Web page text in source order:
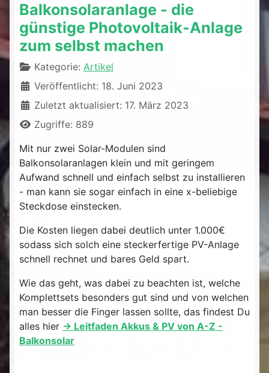
Balkonsolaranlage - die
günstige Photovoltaik-Anlage
zum selbst machen
DetailsKategorie: Artikel
Veröffentlicht: 18. Juni 2023
Zuletzt aktualisiert: 17. März 2023
Zugriffe: 889
Mit nur zwei Solar-Modulen sind
Balkonsolaranlagen klein und mit geringem
Aufwand schnell und einfach selbst zu installieren
- man kann sie sogar einfach in eine x-beliebige
Steckdose einstecken.
Die Kosten liegen dabei deutlich unter 1.000€
sodass sich solch eine steckerfertige PV-Anlage
schnell rechnet und bares Geld spart.
Wie das geht, was dabei zu beachten ist, welche
Komplettsets besonders gut sind und von welchen
man besser die Finger lassen sollte, das findest Du
alles hier -> Leitfaden Akkus & PV von A-Z -
Balkonsolar